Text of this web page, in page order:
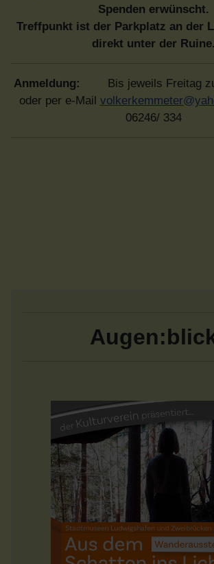
Spenden erwünscht.
Treffpunkt ist der Parkplatz an der
direkt unter der Ruine.
Anmeldung:
Bis jeweils Freitag
oder per e-Mail
06246/ 334